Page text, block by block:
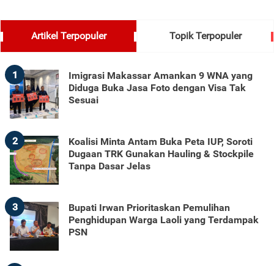
Artikel Terpopuler Topik Terpopuler
1
Imigrasi Makassar Amankan 9 WNA yang
Diduga Buka Jasa Foto dengan Visa Tak
Sesuai
2
Koalisi Minta Antam Buka Peta IUP, Soroti
Dugaan TRK Gunakan Hauling & Stockpile
Tanpa Dasar Jelas
3
Bupati Irwan Prioritaskan Pemulihan
Penghidupan Warga Laoli yang Terdampak
PSN